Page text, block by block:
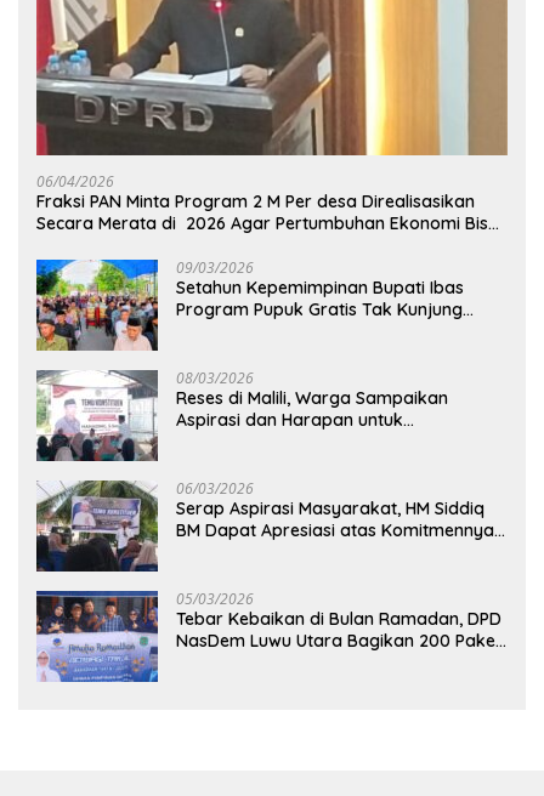
06/04/2026
Fraksi PAN Minta Program 2 M Per desa Direalisasikan
Secara Merata di 2026 Agar Pertumbuhan Ekonomi Bisa
09/03/2026
Setahun Kepemimpinan Bupati Ibas
Program Pupuk Gratis Tak Kunjung
08/03/2026
Reses di Malili, Warga Sampaikan
Aspirasi dan Harapan untuk
06/03/2026
Serap Aspirasi Masyarakat, HM Siddiq
BM Dapat Apresiasi atas Komitmennya
05/03/2026
Tebar Kebaikan di Bulan Ramadan, DPD
NasDem Luwu Utara Bagikan 200 Paket